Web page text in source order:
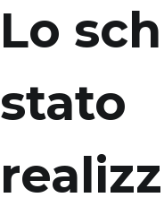
Lo
stato